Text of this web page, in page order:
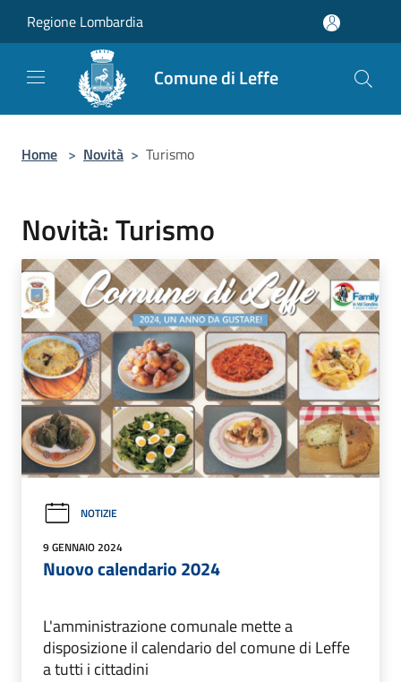
Regione Lombardia
Comune di Leffe
Home > Novità > Turismo
Novità: Turismo
NOTIZIE
9 GENNAIO 2024
Nuovo calendario 2024
L'amministrazione comunale mette a
disposizione il calendario del comune di Leffe
a tutti i cittadini